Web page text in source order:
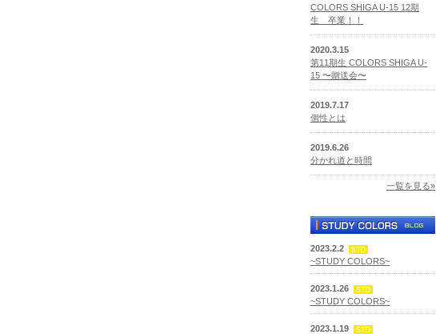
COLORS SHIGA U-15 12期
生 卒業！！
2020.3.15
第11期生 COLORS SHIGA U-
15 〜贈送会〜
2019.7.17
個性とは
2019.6.26
分かれ道と時間
一覧を見る»
2023.2.2
~STUDY COLORS~
2023.1.26
~STUDY COLORS~
2023.1.19